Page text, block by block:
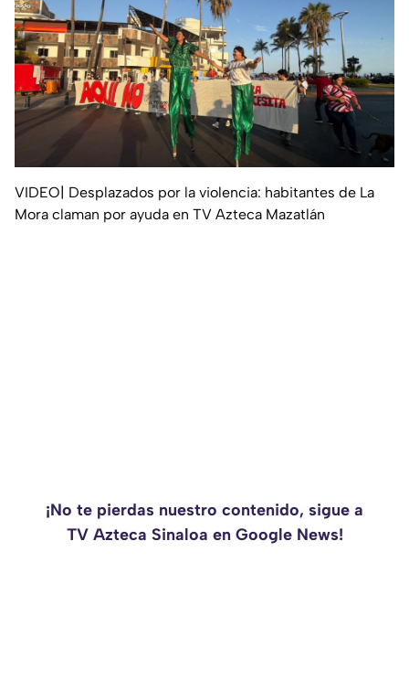
VIDEO| Desplazados por la violencia: habitantes de La
Mora claman por ayuda en TV Azteca Mazatlán
¡No te pierdas nuestro contenido, sigue a
TV Azteca Sinaloa en Google News!